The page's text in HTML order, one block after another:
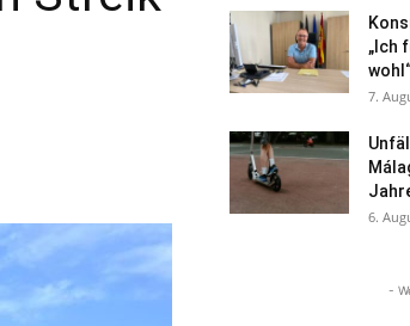
„Ich
7.
6.
-